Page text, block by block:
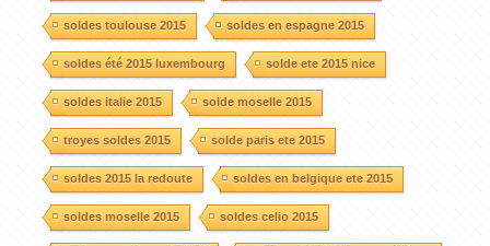
soldes toulouse 2015 soldes en espagne 2015
soldes été 2015 luxembourg solde ete 2015 nice
soldes italie 2015 solde moselle 2015
troyes soldes 2015 solde paris ete 2015
soldes 2015 la redoute soldes en belgique ete 2015
soldes moselle 2015 soldes celio 2015